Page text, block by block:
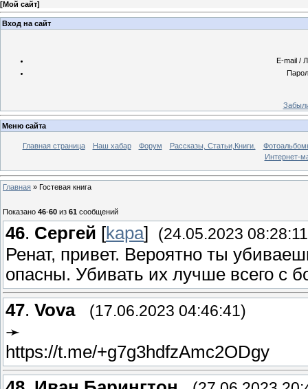
[Мой сайт]
Вход на сайт
E-mail /
Меню сайта
Главная страница Наш хабар Форум Рассказы, Статьи,Книги.
Интернет-
Главная » Гостевая книга
Показано 46-60 из 61 сообщений
46. Сергей [kapa] (24.05.2023
Ренат, привет. Вероятно ты
опасны. Убивать их лучше всего с
47. Vova (17.06.2023 04:46:41)
➛
https://t.me/+g7g3hdfzAmc2ODgy